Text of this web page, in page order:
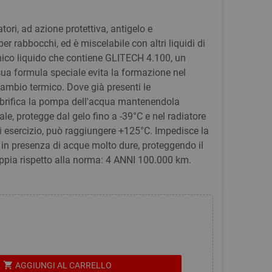
ad azione protettiva, antigelo e
rabbocchi, ed è miscelabile con altri liquidi di
liquido che contiene GLITECH 4.100, un
formula speciale evita la formazione nel
termico. Dove già presenti le
la pompa dell'acqua mantenendola
protegge dal gelo fino a -39°C e nel radiatore
può raggiungere +125°C. Impedisce la
presenza di acque molto dure, proteggendo il
rispetto alla norma: 4 ANNI 100.000 km.
shopping_cart AGGIUNGI AL CARRELLO